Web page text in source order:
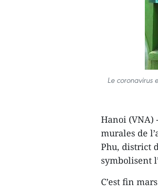
Le coronavirus
Hanoi (VNA)
murales de
Phu, district
symbolisent
C’est fin